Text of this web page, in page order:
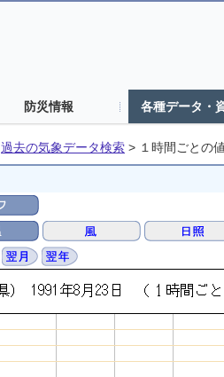
防災情報 各種データ・
過去の気象データ検索 > １時間ごとの